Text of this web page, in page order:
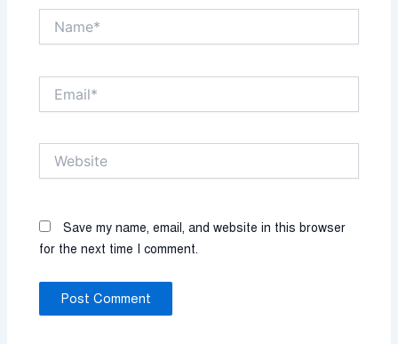
Save my name, email, and website in this browser
for the next time I comment.